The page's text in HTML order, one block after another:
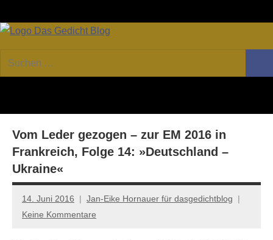
Inhalt
GEDICHT
Forum
von
Lyrik,
Essay
Suchen
nach:
Vom Leder gezogen – zur EM 2016 in
Frankreich, Folge 14: »Deutschland –
Ukraine«
14. Juni 2016
Jan-Eike Hornauer für dasgedichtblog
Keine Kommentare